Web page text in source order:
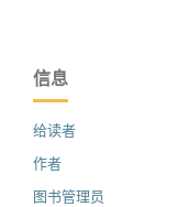
信息
给读者
作者
图书管理员